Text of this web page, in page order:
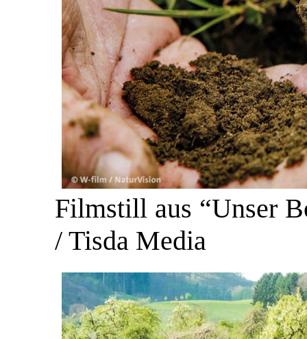
Filmstill aus “Unser
/ Tisda Media